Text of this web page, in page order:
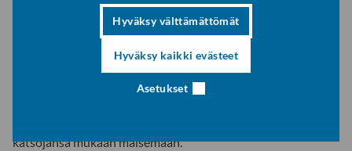
Hyväksy välttämättömät
Hyväksy kaikki evästeet
Asetukset
valöörejä vaimentamalla ohjaaja pyrki heikentämään liian
naturalistista todellisuusvaikutelmaa.
Valtion taidekokoelmaan kuuluva teos
katsojansa mukaan maisemaan.